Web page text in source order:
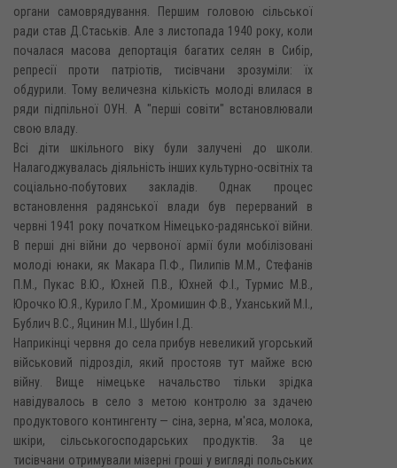
органи самоврядування. Першим головою сільської
ради став Д.Стаськів. Але з листопада 1940 року, коли
почалася масова депортація багатих селян в Сибір,
репресії проти патріотів, тисівчани зрозуміли: їх
обдурили. Тому величезна кількість молоді влилася в
ряди підпільної ОУН. А "перші совіти" встановлювали
свою владу.
Всі діти шкільного віку були залучені до школи.
Налагоджувалась діяльність інших культурно-освітніх та
соціально-побутових закладів. Однак процес
встановлення радянської влади був перерваний в
червні 1941 року початком Німецько-радянської війни.
В перші дні війни до червоної армії були мобілізовані
молоді юнаки, як Макара П.Ф., Пилипів М.М., Стефанів
П.М., Пукас В.Ю., Юхней П.В., Юхней Ф.І., Турмис М.В.,
Юрочко Ю.Я., Курило Г.М., Хромишин Ф.В., Уханський М.І.,
Бублич B.C., Яцинин М.І., Шубин І.Д.
Наприкінці червня до села прибув невеликий угорський
військовий підрозділ, який простояв тут майже всю
війну. Вище німецьке начальство тільки зрідка
навідувалось в село з метою контролю за здачею
продуктового контингенту — сіна, зерна, м'яса, молока,
шкіри, сільськогосподарських продуктів. За це
тисівчани отримували мізерні гроші у вигляді польських